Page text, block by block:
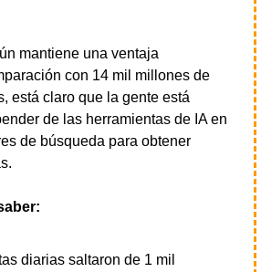
mantiene una ventaja
con 14 mil millones de
está claro que la gente está
de las herramientas de IA en
de búsqueda para obtener
diarias saltaron de 1 mil